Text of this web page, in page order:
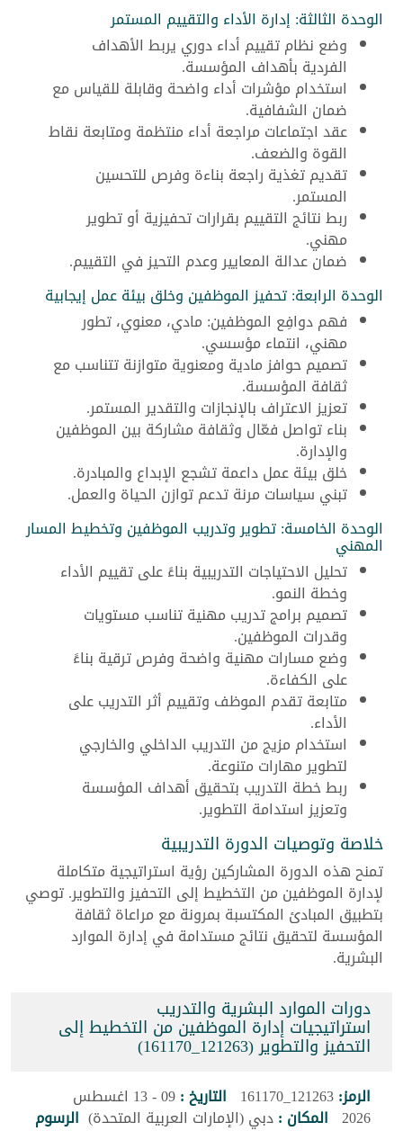
الوحدة الثالثة: إدارة الأداء والتقييم المستمر
وضع نظام تقييم أداء دوري يربط الأهداف
الفردية بأهداف المؤسسة.
استخدام مؤشرات أداء واضحة وقابلة للقياس مع
ضمان الشفافية.
عقد اجتماعات مراجعة أداء منتظمة ومتابعة نقاط
القوة والضعف.
تقديم تغذية راجعة بناءة وفرص للتحسين
المستمر.
ربط نتائج التقييم بقرارات تحفيزية أو تطوير
مهني.
ضمان عدالة المعايير وعدم التحيز في التقييم.
الوحدة الرابعة: تحفيز الموظفين وخلق بيئة عمل إيجابية
فهم دوافِع الموظفين: مادي، معنوي، تطور
مهني، انتماء مؤسسي.
تصميم حوافز مادية ومعنوية متوازنة تتناسب مع
ثقافة المؤسسة.
تعزيز الاعتراف بالإنجازات والتقدير المستمر.
بناء تواصل فعّال وثقافة مشاركة بين الموظفين
والإدارة.
خلق بيئة عمل داعمة تشجع الإبداع والمبادرة.
تبني سياسات مرنة تدعم توازن الحياة والعمل.
الوحدة الخامسة: تطوير وتدريب الموظفين وتخطيط المسار
المهني
تحليل الاحتياجات التدريبية بناءً على تقييم الأداء
وخطة النمو.
تصميم برامج تدريب مهنية تناسب مستويات
وقدرات الموظفين.
وضع مسارات مهنية واضحة وفرص ترقية بناءً
على الكفاءة.
متابعة تقدم الموظف وتقييم أثر التدريب على
الأداء.
استخدام مزيج من التدريب الداخلي والخارجي
لتطوير مهارات متنوعة.
ربط خطة التدريب بتحقيق أهداف المؤسسة
وتعزيز استدامة التطوير.
خلاصة وتوصيات الدورة التدريبية
تمنح هذه الدورة المشاركين رؤية استراتيجية متكاملة
لإدارة الموظفين من التخطيط إلى التحفيز والتطوير. توصي
بتطبيق المبادئ المكتسبة بمرونة مع مراعاة ثقافة
المؤسسة لتحقيق نتائج مستدامة في إدارة الموارد
البشرية.
دورات الموارد البشرية والتدريب
استراتيجيات إدارة الموظفين من التخطيط إلى
التحفيز والتطوير (121263_161170)
الرمز:121263_161170 التاريخ : 09 - 13 اغسطس
2026 المكان :دبي (الإمارات العربية المتحدة) الرسوم